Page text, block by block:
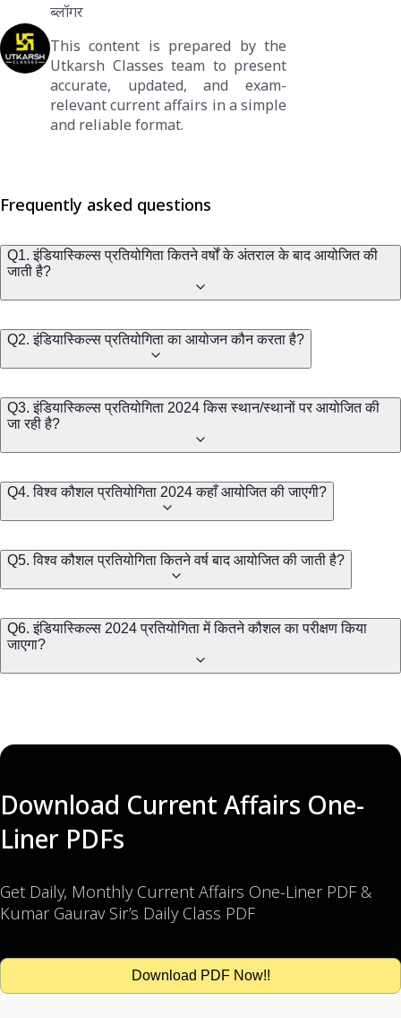
ब्लॉगर
This content is prepared by the
Utkarsh Classes team to present
accurate, updated, and exam-
relevant current affairs in a simple
and reliable format.
Frequently asked questions
Q1. इंडियास्किल्स प्रतियोगिता कितने वर्षों के अंतराल के बाद आयोजित की
जाती है?
Q2. इंडियास्किल्स प्रतियोगिता का आयोजन कौन करता है?
Q3. इंडियास्किल्स प्रतियोगिता 2024 किस स्थान/स्थानों पर आयोजित की
जा रही है?
Q4. विश्व कौशल प्रतियोगिता 2024 कहाँ आयोजित की जाएगी?
Q5. विश्व कौशल प्रतियोगिता कितने वर्ष बाद आयोजित की जाती है?
Q6. इंडियास्किल्स 2024 प्रतियोगिता में कितने कौशल का परीक्षण किया
जाएगा?
Download Current Affairs One-
Liner PDFs
Get Daily, Monthly Current Affairs One-Liner PDF &
Kumar Gaurav Sir’s Daily Class PDF
Download PDF Now!!